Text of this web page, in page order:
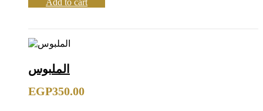
Add to cart
الملبوس
EGP350.00